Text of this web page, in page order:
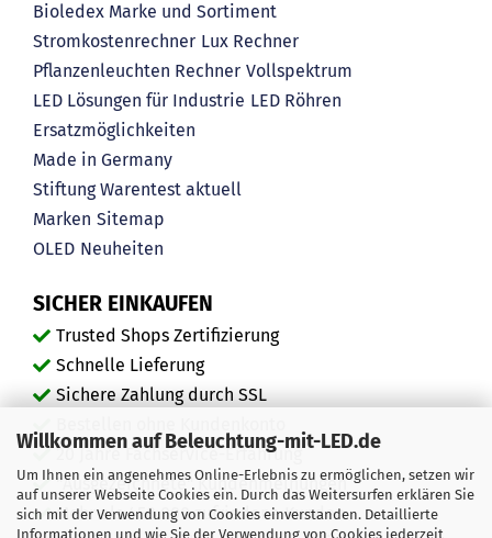
Willkommen auf Beleuchtung-mit-LED.de
Um Ihnen ein angenehmes Online-Erlebnis zu ermöglichen, setzen wir
auf unserer Webseite Cookies ein. Durch das Weitersurfen erklären Sie
sich mit der Verwendung von Cookies einverstanden. Detaillierte
Informationen und wie Sie der Verwendung von Cookies jederzeit
Bioledex Marke und Sortiment
Stromkostenrechner Lux Rechner
Pflanzenleuchten Rechner Vollspektrum
LED Lösungen für Industrie LED Röhren
Ersatzmöglichkeiten
Made in Germany
Stiftung Warentest aktuell
Marken Sitemap
OLED Neuheiten
SICHER EINKAUFEN
Trusted Shops Zertifizierung
Schnelle Lieferung
Sichere Zahlung durch SSL
20 Jahre Fachservice-Erfahrung
"Ausgezeichnete" Kundenmeinungen
Mehr als 450.000 zufriedene Kunden